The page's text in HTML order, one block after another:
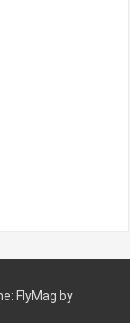
FlyMag by